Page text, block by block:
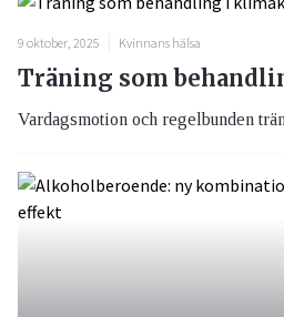
9 oktober, 2025 Kvinnans hälsa
Träning som
Vardagsmotion och regelbunden